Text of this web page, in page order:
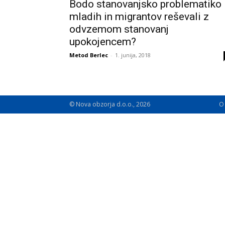
Bodo stanovanjsko problematiko
mladih in migrantov reševali z
odvzemom stanovanj
upokojencem?
Metod Berlec - 1. junija, 2018
© Nova obzorja d.o.o., 2026